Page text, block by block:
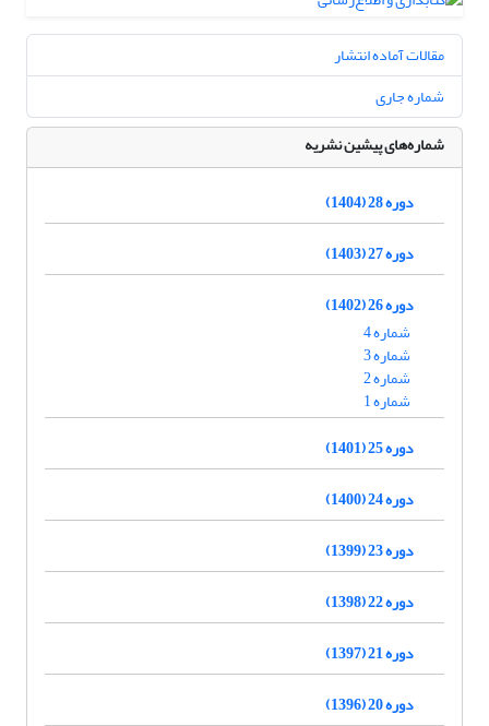
مقالات آماده انتشار
شماره جاری
شماره‌های پیشین نشریه
دوره 28 (1404)
دوره 27 (1403)
دوره 26 (1402)
شماره 4
شماره 3
شماره 2
شماره 1
دوره 25 (1401)
دوره 24 (1400)
دوره 23 (1399)
دوره 22 (1398)
دوره 21 (1397)
دوره 20 (1396)